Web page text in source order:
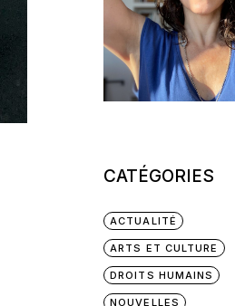
CATÉGORIES
ACTUALITÉ
ARTS ET CULTURE
DROITS HUMAINS
NOUVELLES